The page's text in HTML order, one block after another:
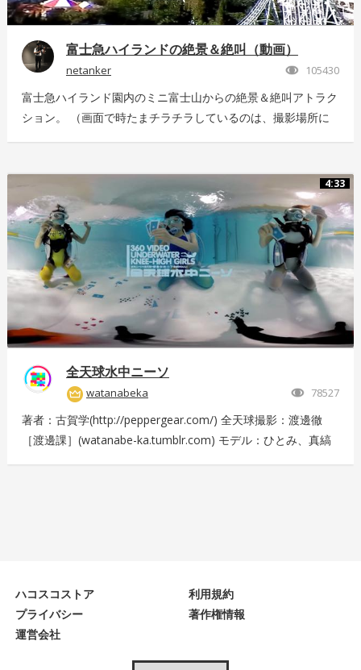
富士急ハイランドの絶景＆絶叫（動画）
netanker 105430
富士急ハイランド園内のミニ富士山からの絶景＆絶叫アトラク
ション。 （画面で時たまチラチラしているのは、撮影場所に
4125-4c14-9883-5751e4eaac33 後日外周を回っている「ドド
ンパ」が「ド・ドドンパ」に変わりました。リニューアル後に
再撮影した映像はこちら
https://store.hacosco.com/movies/4fcb52df-b1c8-41ba-
9e69-c14eef62ea6b
4:33
全天球水中ニーソ
watanabeka 78527
著者：古賀学(http://peppergear.com/) 全天球撮影：渡邊徹
［渡邊課］(watanabe-ka.tumblr.com) モデル：ひとみ、真縞
ハコスコストア
利用規約
プライバシー
著作権情報
運営会社